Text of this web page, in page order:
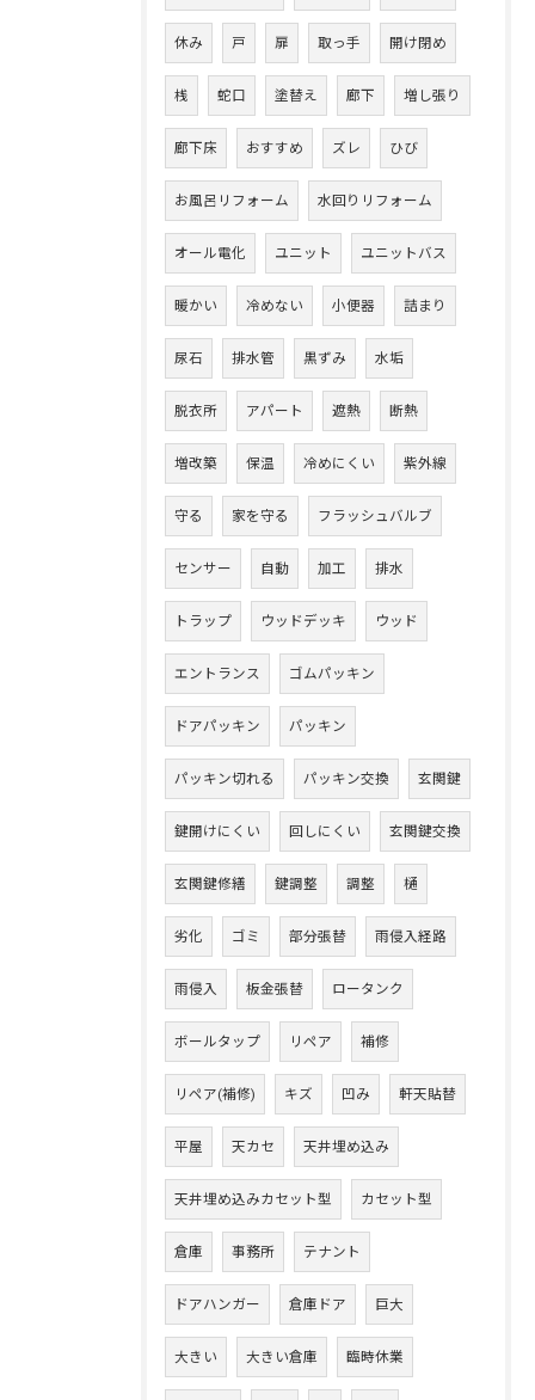
休み 戸 扉 取っ手 開け閉め
桟 蛇口 塗替え 廊下 増し張り
廊下床 おすすめ ズレ ひび
お風呂リフォーム 水回りリフォーム
オール電化 ユニット ユニットバス
暖かい 冷めない 小便器 詰まり
尿石 排水管 黒ずみ 水垢
脱衣所 アパート 遮熱 断熱
増改築 保温 冷めにくい 紫外線
守る 家を守る フラッシュバルブ
センサー 自動 加工 排水
トラップ ウッドデッキ ウッド
エントランス ゴムパッキン
ドアパッキン パッキン
パッキン切れる パッキン交換 玄関鍵
鍵開けにくい 回しにくい 玄関鍵交換
玄関鍵修繕 鍵調整 調整 樋
劣化 ゴミ 部分張替 雨侵入経路
雨侵入 板金張替 ロータンク
ボールタップ リペア 補修
リペア(補修) キズ 凹み 軒天貼替
平屋 天カセ 天井埋め込み
天井埋め込みカセット型 カセット型
倉庫 事務所 テナント
ドアハンガー 倉庫ドア 巨大
大きい 大きい倉庫 臨時休業